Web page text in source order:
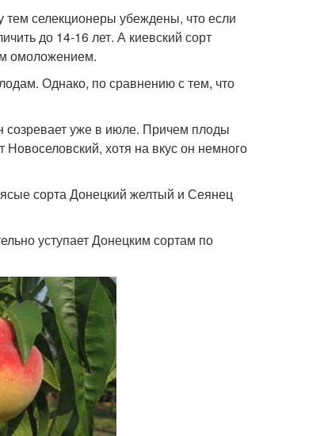
селекционеры убеждены, что если
до 14-16 лет. А киевский сорт
омоложением.
Однако, по сравнению с тем, что
созревает уже в июле. Причем плоды
хотя на вкус он немного
сорта Донецкий желтый и Сеянец
уступает Донецким сортам по